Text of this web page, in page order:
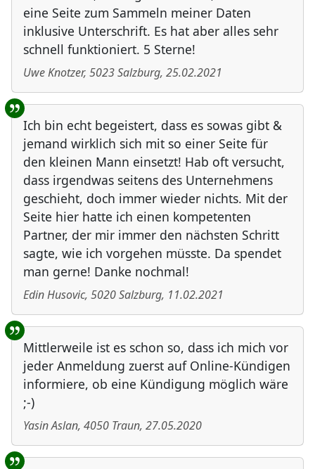
eine Seite zum Sammeln meiner Daten
inklusive Unterschrift. Es hat aber alles sehr
schnell funktioniert. 5 Sterne!
Uwe Knotzer, 5023Salzburg, 25.02.2021
Ich bin echt begeistert, dass es sowas gibt &
jemand wirklich sich mit so einer Seite für
den kleinen Mann einsetzt! Hab oft versucht,
dass irgendwas seitens des Unternehmens
geschieht, doch immer wieder nichts. Mit der
Seite hier hatte ich einen kompetenten
Partner, der mir immer den nächsten Schritt
sagte, wie ich vorgehen müsste. Da spendet
man gerne! Danke nochmal!
Edin Husovic, 5020Salzburg, 11.02.2021
Mittlerweile ist es schon so, dass ich mich vor
jeder Anmeldung zuerst auf Online-Kündigen
informiere, ob eine Kündigung möglich wäre
;-)
Yasin Aslan, 4050 Traun, 27.05.2020